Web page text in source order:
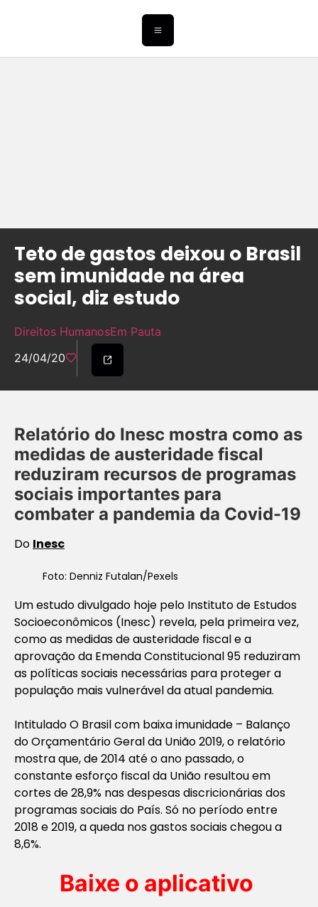
Teto de gastos deixou o Brasil
sem imunidade na área
social, diz estudo
Direitos HumanosEm Pauta
24/04/20
Relatório do Inesc mostra como as
medidas de austeridade fiscal
reduziram recursos de programas
sociais importantes para
combater a pandemia da Covid-19
Do Inesc
Foto: Denniz Futalan/Pexels
Um estudo divulgado hoje pelo Instituto de Estudos
Socioeconômicos (Inesc) revela, pela primeira vez,
como as medidas de austeridade fiscal e a
aprovação da Emenda Constitucional 95 reduziram
as políticas sociais necessárias para proteger a
população mais vulnerável da atual pandemia.
Intitulado O Brasil com baixa imunidade – Balanço
do Orçamentário Geral da União 2019, o relatório
mostra que, de 2014 até o ano passado, o
constante esforço fiscal da União resultou em
cortes de 28,9% nas despesas discricionárias dos
programas sociais do País. Só no período entre
2018 e 2019, a queda nos gastos sociais chegou a
8,6%.
Baixe o aplicativo